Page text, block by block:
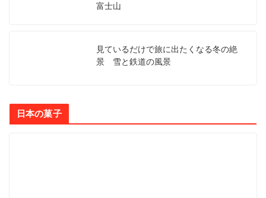
富士山
見ているだけで旅に出たくなる冬の絶
景 雪と鉄道の風景
日本の菓子